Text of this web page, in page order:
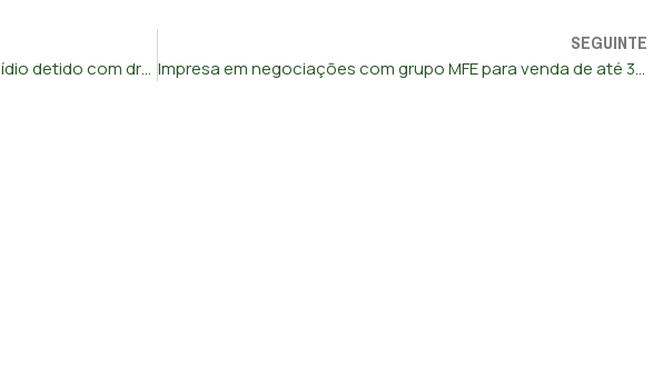
Caçado pela Europa: procurado por homicídio detido com droga e dinheiro na Amadora
SEGUINTE
Impresa em negociações com grupo MFE para venda de até 33%